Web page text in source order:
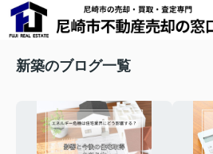
新築のブログ一覧